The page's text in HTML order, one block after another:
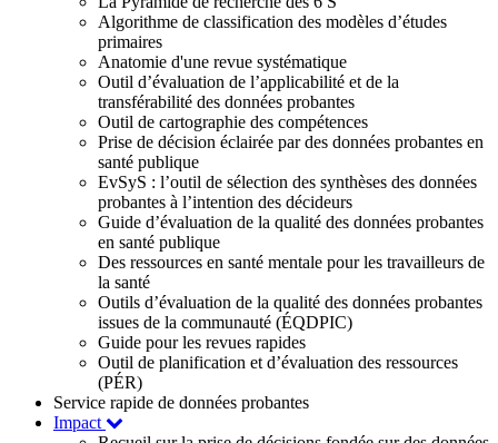
Algorithme de classification des modèles d’études
primaires
Anatomie d'une revue systématique
Outil d’évaluation de l’applicabilité et de la
transférabilité des données probantes
Outil de cartographie des compétences
Prise de décision éclairée par des données probantes en
santé publique
EvSyS : l’outil de sélection des synthèses des données
probantes à l’intention des décideurs
Guide d’évaluation de la qualité des données probantes
en santé publique
Des ressources en santé mentale pour les travailleurs de
la santé
Outils d’évaluation de la qualité des données probantes
issues de la communauté (ÉQDPIC)
Guide pour les revues rapides
Outil de planification et d’évaluation des ressources
(PÉR)
Service rapide de données probantes
Impact